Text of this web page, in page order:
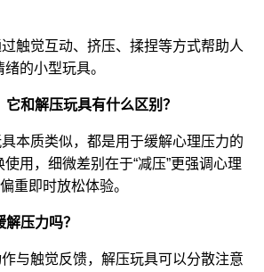
触觉互动、挤压、揉捏等方式帮助人
的小型玩具。
和解压玩具有什么区别？
本质类似，都是用于缓解心理压力的
用，细微差别在于“减压”更强调心理
重即时放松体验。
压力吗？
与触觉反馈，解压玩具可以分散注意